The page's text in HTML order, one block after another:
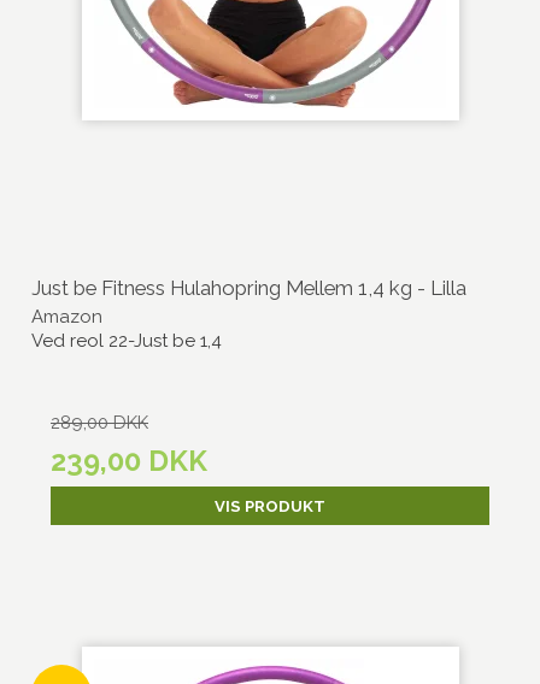
Just be Fitness Hulahopring Mellem 1,4 kg - Lilla
Amazon
Ved reol 22-Just be 1,4
289,00 DKK
239,00 DKK
VIS PRODUKT